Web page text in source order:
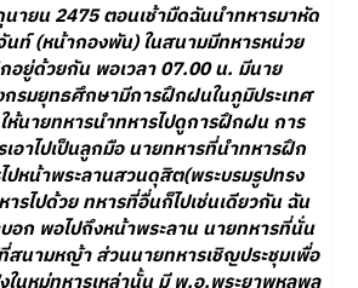
ายน 2475 ตอนเช้ามืดฉันนำทหารมาหัด
ท์ (หน้ากองพัน) ในสนามมีทหารหน่วย
ยู่ด้วยกัน พอเวลา 07.00 น. มีนาย
รมยุทธศึกษามีการฝึกฝนในภูมิประเทศ
ห้นายทหารนำทหารไปดูการฝึกฝน การ
เอาไปเป็นลูกมือ นายทหารที่นำทหารฝึก
หน้าพระลานสวนดุสิต(พระบรมรูปทรง
รไปด้วย ทหารที่อื่นก็ไปเช่นเดียวกัน ฉัน
บอก พอไปถึงหน้าพระลาน นายทหารที่นั่น
สนามหญ้า ส่วนนายทหารเชิญประชุมเพื่อ